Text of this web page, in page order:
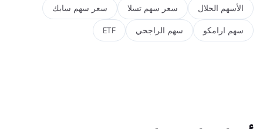
الأسهم الحلال سعر سهم تسلا سعر سهم سابك
سهم ارامكو سهم الراجحي ETF